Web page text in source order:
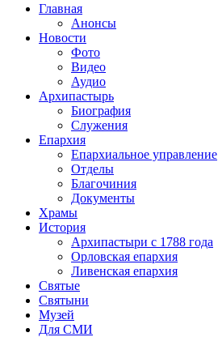
Главная
Анонсы
Новости
Фото
Видео
Аудио
Архипастырь
Биография
Служения
Епархия
Епархиальное управление
Отделы
Благочиния
Документы
Храмы
История
Архипастыри с 1788 года
Орловская епархия
Ливенская епархия
Святые
Святыни
Музей
Для СМИ